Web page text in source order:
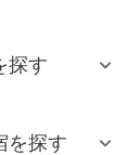
探す
を探す